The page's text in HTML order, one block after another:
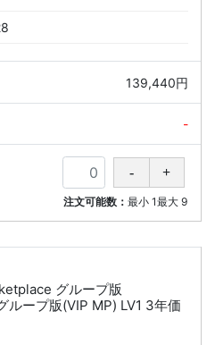
139,440円
-
注文可能数：最小 1最大 9
グループ版
ループ版(VIP MP) LV1 3年価